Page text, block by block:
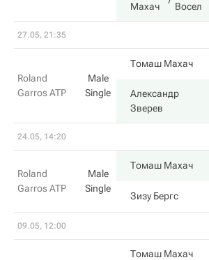
Махач
Восел
27.05, 21:35
Roland
Garros ATP
Male
Single
Томаш Махач
Александр
Зверев
24.05, 14:20
Roland
Garros ATP
Male
Single
Томаш Махач
Зизу Бергс
09.05, 12:00
Томаш Махач